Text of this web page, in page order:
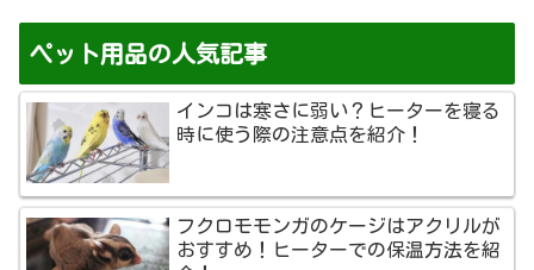
ペット用品の人気記事
インコは寒さに弱い？ヒーターを寝る
時に使う際の注意点を紹介！
フクロモモンガのケージはアクリルが
おすすめ！ヒーターでの保温方法を紹